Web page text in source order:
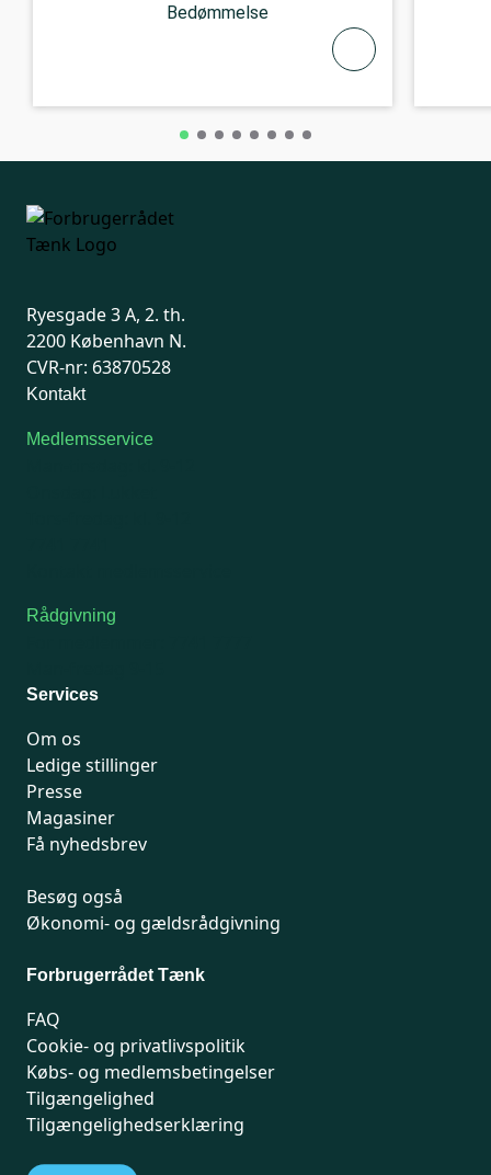
Bedømmelse
Ryesgade 3 A, 2. th.
2200 København N.
CVR-nr: 63870528
Kontakt
Medlemsservice
Rådgivning
Services
Om os
Ledige stillinger
Presse
Magasiner
Få nyhedsbrev
Besøg også
Økonomi- og gældsrådgivning
Forbrugerrådet Tænk
FAQ
Cookie- og privatlivspolitik
Købs- og medlemsbetingelser
Tilgængelighed
Tilgængelighedserklæring